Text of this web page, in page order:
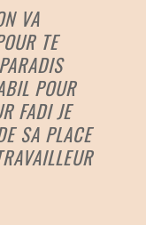
VA
TE
POUR
FADI JE
SA PLACE